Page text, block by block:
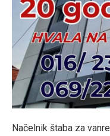
Načelnik štaba za